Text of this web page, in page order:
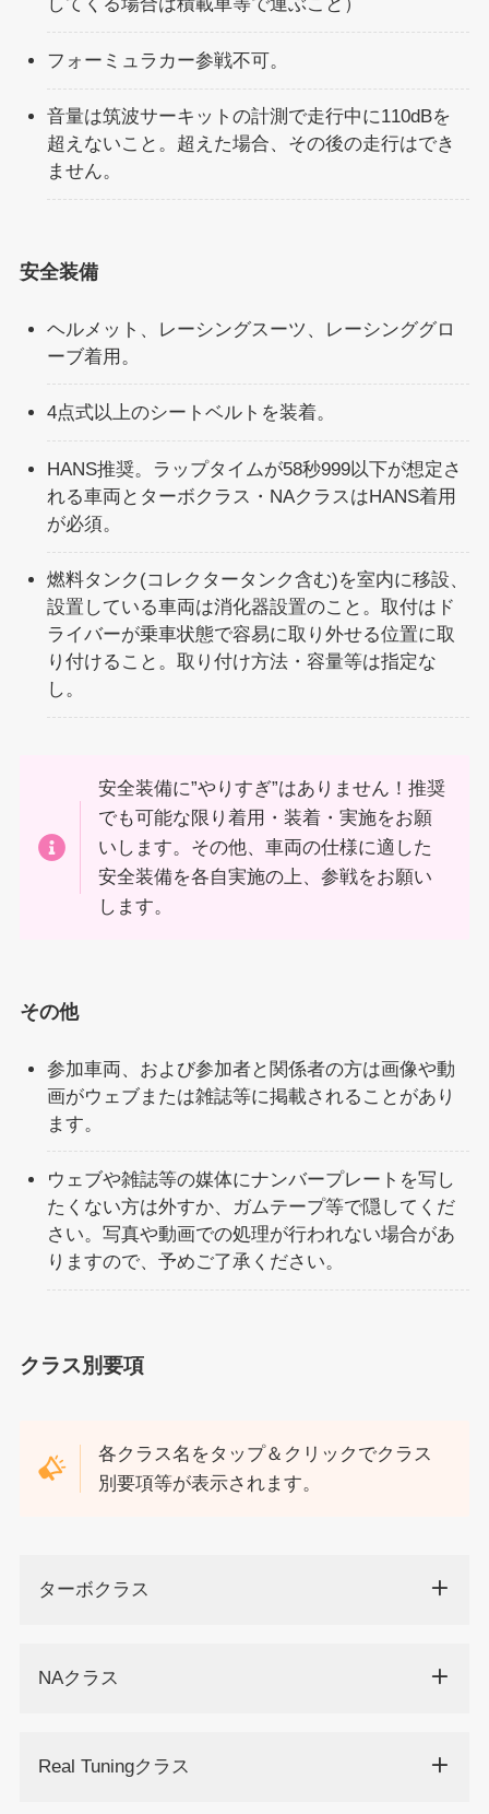
してくる場合は積載車等で運ぶこと）
フォーミュラカー参戦不可。
音量は筑波サーキットの計測で走行中に110dBを
超えないこと。超えた場合、その後の走行はでき
ません。
安全装備
ヘルメット、レーシングスーツ、レーシンググロ
ーブ着用。
4点式以上のシートベルトを装着。
HANS推奨。ラップタイムが58秒999以下が想定さ
れる車両とターボクラス・NAクラスはHANS着用
が必須。
燃料タンク(コレクタータンク含む)を室内に移設、
設置している車両は消化器設置のこと。取付はド
ライバーが乗車状態で容易に取り外せる位置に取
り付けること。取り付け方法・容量等は指定な
し。
安全装備に”やりすぎ”はありません！推奨
でも可能な限り着用・装着・実施をお願
いします。その他、車両の仕様に適した
安全装備を各自実施の上、参戦をお願い
します。
その他
参加車両、および参加者と関係者の方は画像や動
画がウェブまたは雑誌等に掲載されることがあり
ます。
ウェブや雑誌等の媒体にナンバープレートを写し
たくない方は外すか、ガムテープ等で隠してくだ
さい。写真や動画での処理が行われない場合があ
りますので、予めご了承ください。
クラス別要項
各クラス名をタップ＆クリックでクラス
別要項等が表示されます。
ターボクラス
NAクラス
Real Tuningクラス